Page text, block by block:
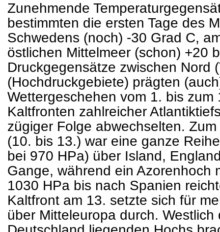
Zunehmende
bestimmten die ersten Tage des
Schwedens (noch) -30 Grad C,
östlichen Mittelmeer (schon) +20
Druckgegensätze zwischen Nord
(Hochdruckgebiete) prägten
Wettergeschehen vom 1. bis
Kaltfronten zahlreicher
zügiger Folge abwechselten.
(10. bis 13.) war eine ganze
bei 970 HPa) über Island,
Gange, während ein Azorenhoch
1030 HPa bis nach Spanien
Kaltfront am 13. setzte sich für
über Mitteleuropa durch.